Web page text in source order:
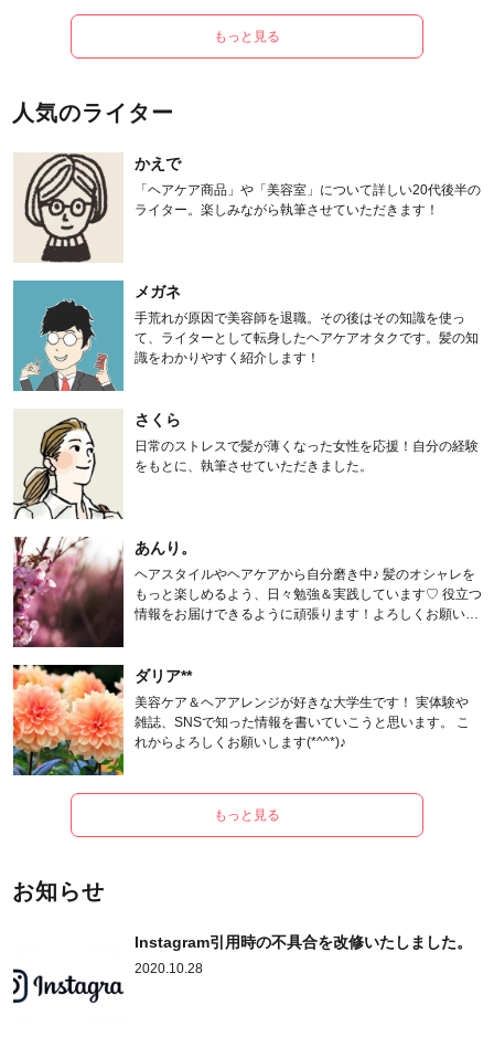
もっと見る
人気のライター
かえで
「ヘアケア商品」や「美容室」について詳しい20代後半の
ライター。楽しみながら執筆させていただきます！
メガネ
手荒れが原因で美容師を退職。その後はその知識を使っ
て、ライターとして転身したヘアケアオタクです。髪の知
識をわかりやすく紹介します！
さくら
日常のストレスで髪が薄くなった女性を応援！自分の経験
をもとに、執筆させていただきました。
あんり。
ヘアスタイルやヘアケアから自分磨き中♪ 髪のオシャレを
もっと楽しめるよう、日々勉強＆実践しています♡ 役立つ
情報をお届けできるように頑張ります！よろしくお願いし
ダリア**
美容ケア＆ヘアアレンジが好きな大学生です！ 実体験や
雑誌、SNSで知った情報を書いていこうと思います。 こ
れからよろしくお願いします(*^^*)♪
もっと見る
お知らせ
Instagram引用時の不具合を改修いたしました。
2020.10.28